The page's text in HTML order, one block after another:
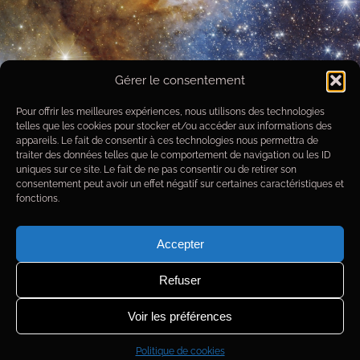
Gérer le consentement
Pour offrir les meilleures expériences, nous utilisons des technologies
telles que les cookies pour stocker et/ou accéder aux informations des
appareils. Le fait de consentir à ces technologies nous permettra de
traiter des données telles que le comportement de navigation ou les ID
uniques sur ce site. Le fait de ne pas consentir ou de retirer son
consentement peut avoir un effet négatif sur certaines caractéristiques et
fonctions.
Accepter
Refuser
Voir les préférences
Politique de cookies